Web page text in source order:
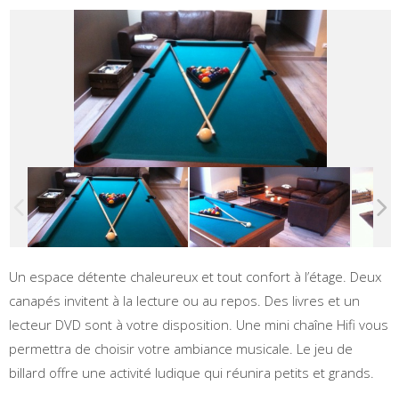
Un espace détente chaleureux et tout confort à l’étage. Deux
canapés invitent à la lecture ou au repos. Des livres et un
lecteur DVD sont à votre disposition. Une mini chaîne Hifi vous
permettra de choisir votre ambiance musicale. Le jeu de
billard offre une activité ludique qui réunira petits et grands.